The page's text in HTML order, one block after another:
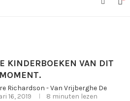
KINDERBOEKEN VAN DIT
MOMENT.
Richardson - Van Vrijberghe De
16, 2019 8 minuten lezen